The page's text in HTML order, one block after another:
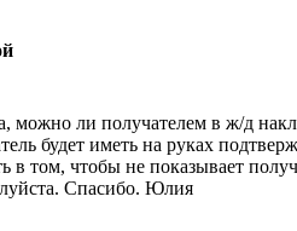
ли получателем в ж/д
будет иметь на руках
в том, чтобы не показывает
Спасибо. Юлия